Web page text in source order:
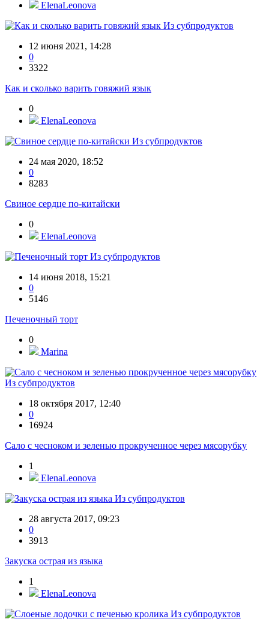
ElenaLeonova
Из субпродуктов
12 июня 2021, 14:28
0
3322
Как и сколько варить говяжий язык
0
ElenaLeonova
Из субпродуктов
24 мая 2020, 18:52
0
8283
Свиное сердце по-китайски
0
ElenaLeonova
Из субпродуктов
14 июня 2018, 15:21
0
5146
Печеночный торт
0
Marina
Из субпродуктов
18 октября 2017, 12:40
0
16924
Сало с чесноком и зеленью прокрученное через мясорубку
1
ElenaLeonova
Из субпродуктов
28 августа 2017, 09:23
0
3913
Закуска острая из языка
1
ElenaLeonova
Из субпродуктов